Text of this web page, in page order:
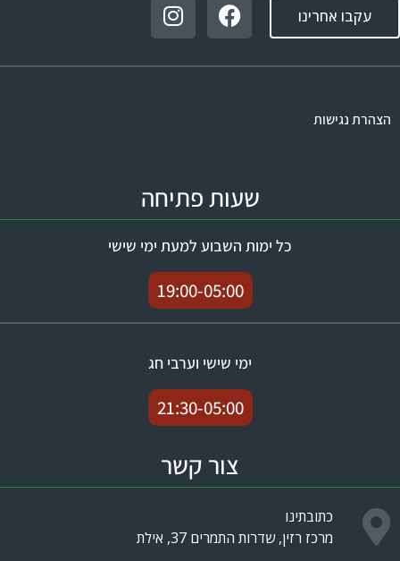
עקבו אחרינו
הצהרת נגישות
שעות פתיחה
כל ימות השבוע למעת ימי שישי
19:00-05:00
ימי שישי וערבי חג
21:30-05:00
צור קשר
כתובתינו
מרכז רזין, שדרות התמרים 37, אילת